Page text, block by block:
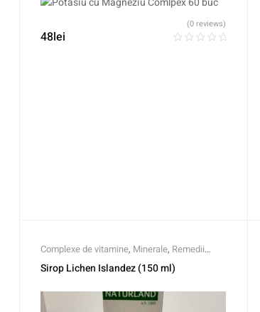
48lei
(0 reviews)
Complexe de vitamine, Minerale, Remedii
naturiste
Sirop Lichen Islandez (150 ml)